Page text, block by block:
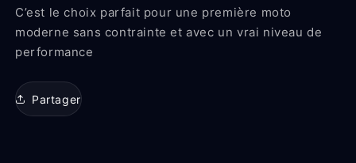
C’est le choix parfait pour une première moto
moderne sans contrainte et avec un vrai niveau de
performance
Partager